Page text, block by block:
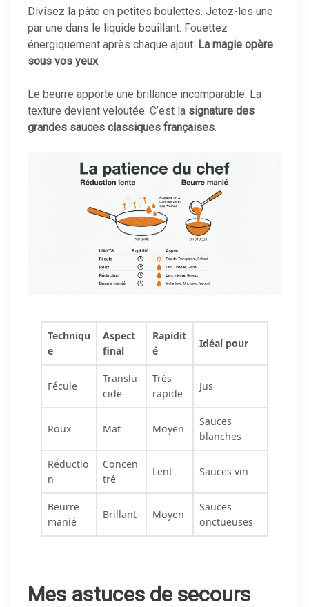
Divisez la pâte en petites boulettes. Jetez-les une
par une dans le liquide bouillant. Fouettez
énergiquement après chaque ajout. La magie opère
sous vos yeux.
Le beurre apporte une brillance incomparable. La
texture devient veloutée. C’est la signature des
grandes sauces classiques françaises.
Techniqu
e
Aspect
final
Rapidit
é
Idéal pour
Fécule
Translu
cide
Très
rapide
Jus
Roux Mat Moyen
Sauces
blanches
Réductio
n
Concen
tré
Lent Sauces vin
Beurre
manié
Brillant Moyen
Sauces
onctueuses
Mes astuces de secours